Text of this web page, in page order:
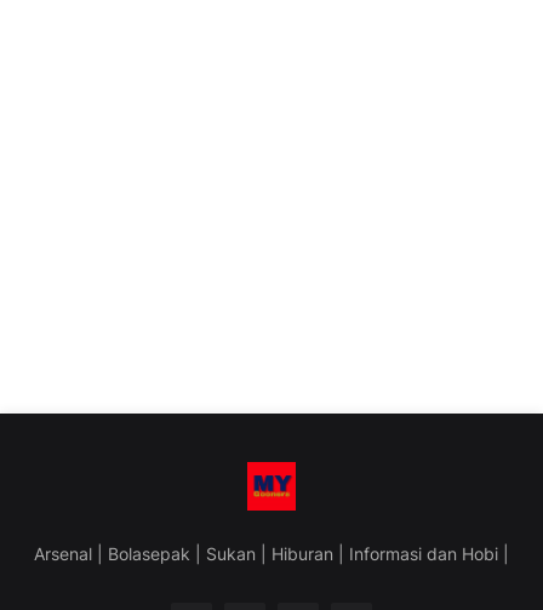
Arsenal | Bolasepak | Sukan | Hiburan | Informasi dan Hobi |